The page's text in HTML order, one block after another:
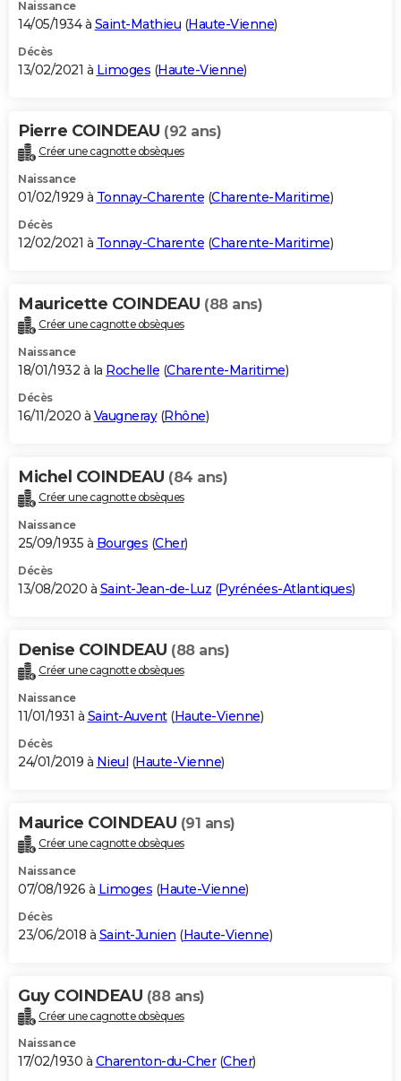
Naissance
14/05/1934 à Saint-Mathieu (Haute-Vienne)
Décès
13/02/2021 à Limoges (Haute-Vienne)
Pierre COINDEAU (92 ans)
Créer une cagnotte obsèques
Naissance
01/02/1929 à Tonnay-Charente (Charente-Maritime)
Décès
12/02/2021 à Tonnay-Charente (Charente-Maritime)
Mauricette COINDEAU (88 ans)
Créer une cagnotte obsèques
Naissance
18/01/1932 à la Rochelle (Charente-Maritime)
Décès
16/11/2020 à Vaugneray(Rhône)
Michel COINDEAU (84 ans)
Créer une cagnotte obsèques
Naissance
25/09/1935 à Bourges (Cher)
Décès
13/08/2020 à Saint-Jean-de-Luz (Pyrénées-Atlantiques)
Denise COINDEAU (88 ans)
Créer une cagnotte obsèques
Naissance
11/01/1931 à Saint-Auvent(Haute-Vienne)
Décès
24/01/2019 à Nieul (Haute-Vienne)
Maurice COINDEAU (91 ans)
Créer une cagnotte obsèques
Naissance
07/08/1926 à Limoges (Haute-Vienne)
Décès
23/06/2018 à Saint-Junien (Haute-Vienne)
Guy COINDEAU (88 ans)
Créer une cagnotte obsèques
Naissance
17/02/1930 à Charenton-du-Cher(Cher)